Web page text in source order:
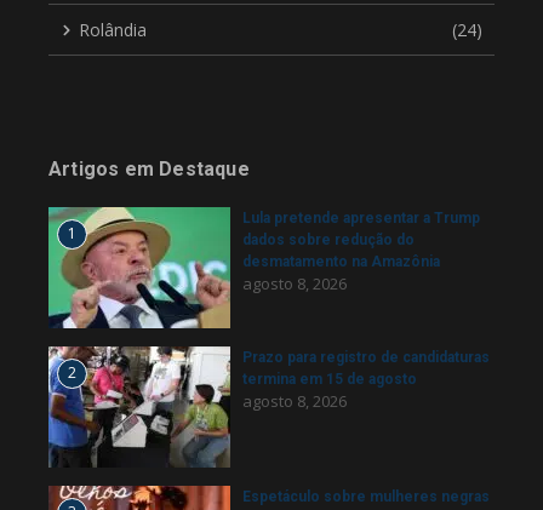
Rolândia (24)
Artigos em Destaque
1
Lula pretende apresentar a Trump
dados sobre redução do
desmatamento na Amazônia
agosto 8, 2026
2
Prazo para registro de candidaturas
termina em 15 de agosto
agosto 8, 2026
Espetáculo sobre mulheres negras